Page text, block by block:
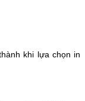
khi lựa chọn in